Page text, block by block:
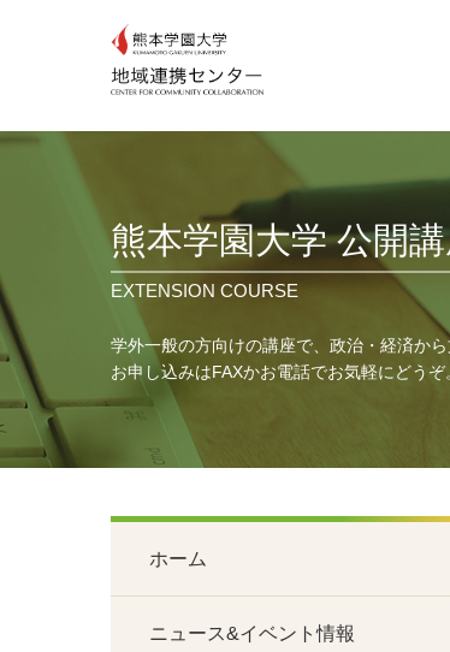
熊本学園大学 公開
EXTENSION COURSE
学外一般の方向けの講座で、政治・経済か
お申し込みはFAXかお電話でお気軽にどうぞ
ホーム
ニュース&イベント情報